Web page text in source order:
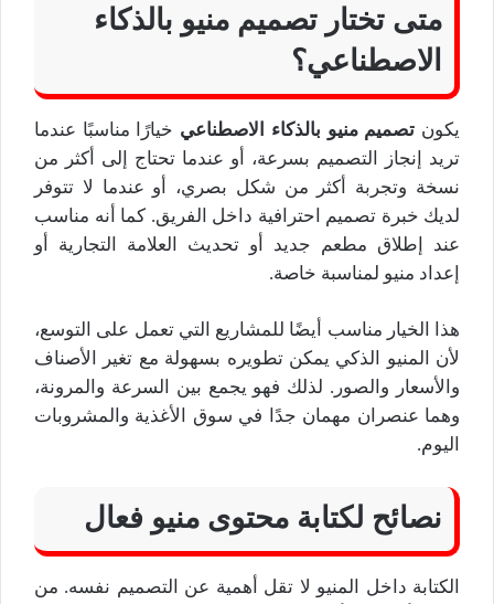
متى تختار تصميم منيو بالذكاء
الاصطناعي؟
يكون تصميم منيو بالذكاء الاصطناعي خيارًا مناسبًا عندما
تريد إنجاز التصميم بسرعة، أو عندما تحتاج إلى أكثر من
نسخة وتجربة أكثر من شكل بصري، أو عندما لا تتوفر
لديك خبرة تصميم احترافية داخل الفريق. كما أنه مناسب
عند إطلاق مطعم جديد أو تحديث العلامة التجارية أو
إعداد منيو لمناسبة خاصة.
هذا الخيار مناسب أيضًا للمشاريع التي تعمل على التوسع،
لأن المنيو الذكي يمكن تطويره بسهولة مع تغير الأصناف
والأسعار والصور. لذلك فهو يجمع بين السرعة والمرونة،
وهما عنصران مهمان جدًا في سوق الأغذية والمشروبات
اليوم.
نصائح لكتابة محتوى منيو فعال
الكتابة داخل المنيو لا تقل أهمية عن التصميم نفسه. من